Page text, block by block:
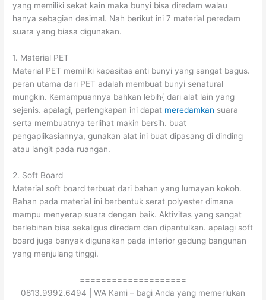
yang memiliki sekat kain maka bunyi bisa diredam walau
hanya sebagian desimal. Nah berikut ini 7 material peredam
suara yang biasa digunakan.
1. Material PET
Material PET memiliki kapasitas anti bunyi yang sangat bagus.
peran utama dari PET adalah membuat bunyi senatural
mungkin. Kemampuannya bahkan lebih{ dari alat lain yang
sejenis. apalagi, perlengkapan ini dapat meredamkan suara
serta membuatnya terlihat makin bersih. buat
pengaplikasiannya, gunakan alat ini buat dipasang di dinding
atau langit pada ruangan.
2. Soft Board
Material soft board terbuat dari bahan yang lumayan kokoh.
Bahan pada material ini berbentuk serat polyester dimana
mampu menyerap suara dengan baik. Aktivitas yang sangat
berlebihan bisa sekaligus diredam dan dipantulkan. apalagi soft
board juga banyak digunakan pada interior gedung bangunan
yang menjulang tinggi.
====================
0813.9992.6494 | WA Kami – bagi Anda yang memerlukan